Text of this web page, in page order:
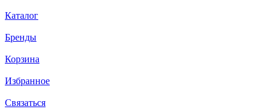
Каталог
Бренды
Корзина
Избранное
Связаться